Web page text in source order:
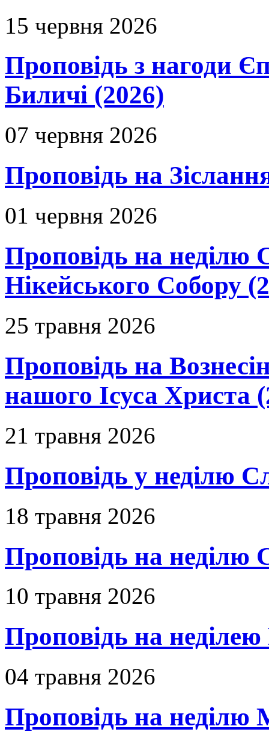
15 червня 2026
Проповідь з нагоди
Биличі (2026)
07 червня 2026
Проповідь на
01 червня 2026
Проповідь на неділю
Нікейського Собору
25 травня 2026
Проповідь на
нашого Ісуса Христа
21 травня 2026
Проповідь у неділю
18 травня 2026
Проповідь на неділю
10 травня 2026
Проповідь на неділею
04 травня 2026
Проповідь на неділю